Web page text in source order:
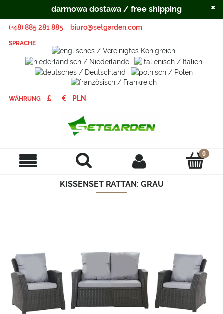
(+48) 885 281 885 biuro@setgarden.com
SPRACHE
WÄHRUNG
KISSENSET RATTAN: GRAU
darmowa dostawa / free shipping ×